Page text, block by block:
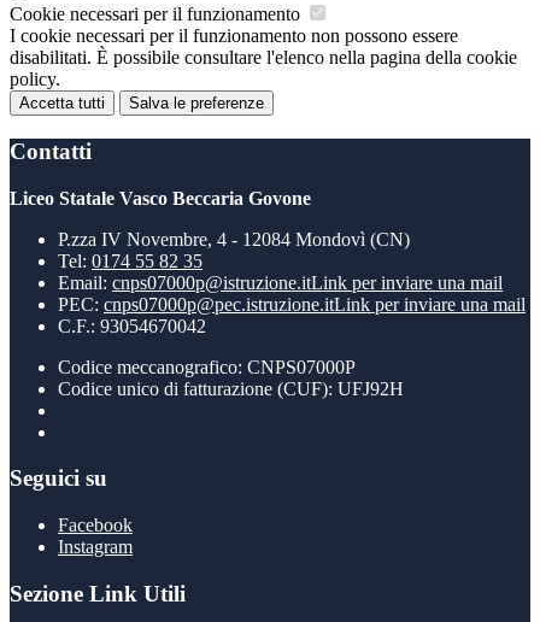
Cookie necessari per il funzionamento
I cookie necessari per il funzionamento non possono essere
disabilitati. È possibile consultare l'elenco nella pagina della cookie
policy.
Accetta tutti Salva le preferenze
Contatti
Liceo Statale Vasco Beccaria Govone
P.zza IV Novembre, 4 - 12084 Mondovì (CN)
Tel: 0174 55 82 35
Email: cnps07000p@istruzione.itLink per inviare una mail
PEC: cnps07000p@pec.istruzione.itLink per inviare una mail
C.F.: 93054670042
Codice meccanografico: CNPS07000P
Codice unico di fatturazione (CUF): UFJ92H
Seguici su
Facebook
Instagram
Sezione Link Utili